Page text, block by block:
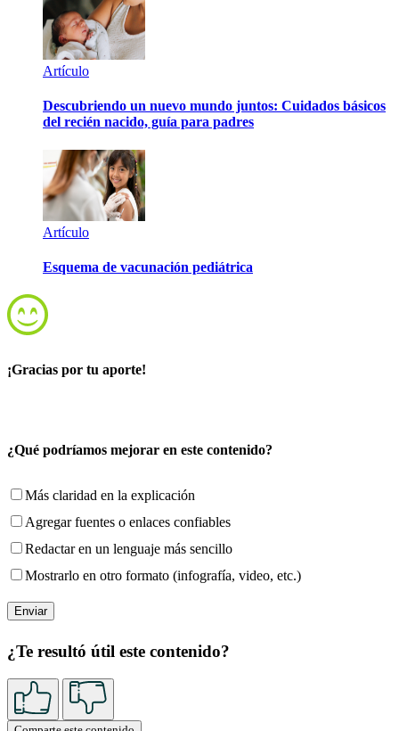
Artículo
Descubriendo un nuevo mundo juntos: Cuidados básicos
del recién nacido, guía para padres
Artículo
Esquema de vacunación pediátrica
¡Gracias por tu aporte!
¿Qué podríamos mejorar en este contenido?
Más claridad en la explicación
Agregar fuentes o enlaces confiables
Redactar en un lenguaje más sencillo
Mostrarlo en otro formato (infografía, video, etc.)
¿Te resultó útil este contenido?